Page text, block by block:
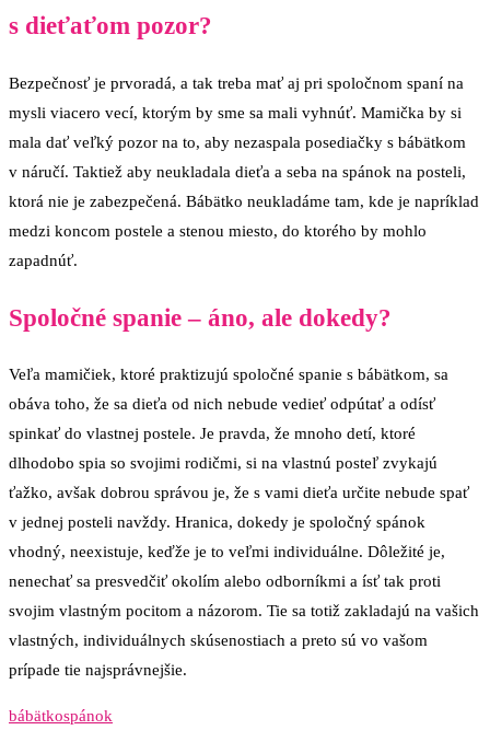
s dieťaťom pozor?
Bezpečnosť je prvoradá, a tak treba mať aj pri spoločnom spaní na
mysli viacero vecí, ktorým by sme sa mali vyhnúť. Mamička by si
mala dať veľký pozor na to, aby nezaspala posediačky s bábätkom
v náručí. Taktiež aby neukladala dieťa a seba na spánok na posteli,
ktorá nie je zabezpečená. Bábätko neukladáme tam, kde je napríklad
medzi koncom postele a stenou miesto, do ktorého by mohlo
zapadnúť.
Spoločné spanie – áno, ale dokedy?
Veľa mamičiek, ktoré praktizujú spoločné spanie s bábätkom, sa
obáva toho, že sa dieťa od nich nebude vedieť odpútať a odísť
spinkať do vlastnej postele. Je pravda, že mnoho detí, ktoré
dlhodobo spia so svojimi rodičmi, si na vlastnú posteľ zvykajú
ťažko, avšak dobrou správou je, že s vami dieťa určite nebude spať
v jednej posteli navždy. Hranica, dokedy je spoločný spánok
vhodný, neexistuje, keďže je to veľmi individuálne. Dôležité je,
nenechať sa presvedčiť okolím alebo odborníkmi a ísť tak proti
svojim vlastným pocitom a názorom. Tie sa totiž zakladajú na vašich
vlastných, individuálnych skúsenostiach a preto sú vo vašom
prípade tie najsprávnejšie.
bábätkospánok